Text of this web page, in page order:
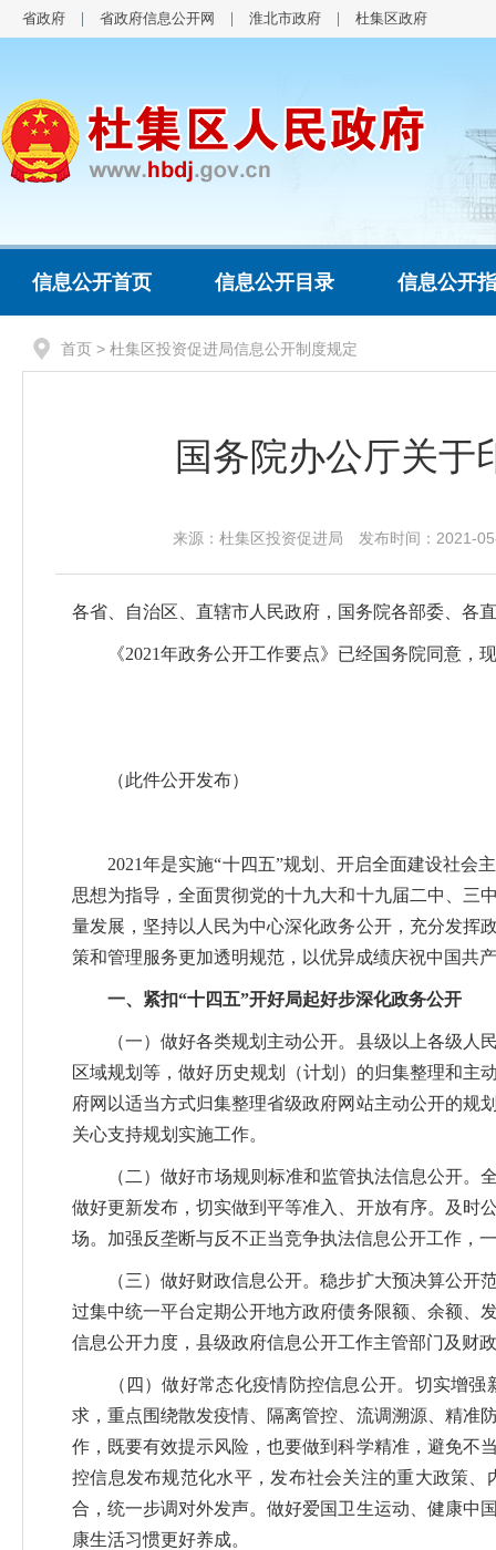
省政府 省政府信息公开网 淮北市政府 杜集区政府
信息公开首页 信息公开目录 信息公开
首页 > 杜集区投资促进局信息公开制度规定
国务院办公厅关于
来源：杜集区投资促进局 发布时间：2021-
各省、自治区、直辖市人民政府，国务院各部委、各
《2021年政务公开工作要点》已经国务院同意，
（此件公开发布）
2021年是实施“十四五”规划、开启全面建设社会
思想为指导，全面贯彻党的十九大和十九届二中、三
量发展，坚持以人民为中心深化政务公开，充分发挥
策和管理服务更加透明规范，以优异成绩庆祝中国共
一、紧扣“十四五”开好局起好步深化政务公开
（一）做好各类规划主动公开。县级以上各级人民
区域规划等，做好历史规划（计划）的归集整理和主
府网以适当方式归集整理省级政府网站主动公开的规
关心支持规划实施工作。
（二）做好市场规则标准和监管执法信息公开。全
做好更新发布，切实做到平等准入、开放有序。及时
场。加强反垄断与反不正当竞争执法信息公开工作，
（三）做好财政信息公开。稳步扩大预决算公开范
过集中统一平台定期公开地方政府债务限额、余额、
信息公开力度，县级政府信息公开工作主管部门及财
（四）做好常态化疫情防控信息公开。切实增强
求，重点围绕散发疫情、隔离管控、流调溯源、精准
作，既要有效提示风险，也要做到科学精准，避免不
控信息发布规范化水平，发布社会关注的重大政策
合，统一步调对外发声。做好爱国卫生运动、健康中
康生活习惯更好养成。